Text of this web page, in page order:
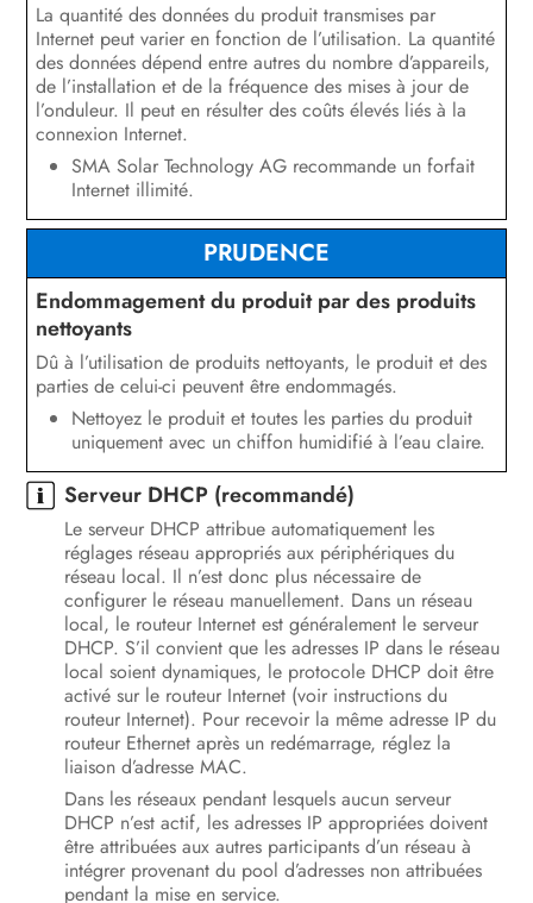
La quantité des données du produit transmises par
Internet peut varier en fonction de l’utilisation. La quantité
des données dépend entre autres du nombre d’appareils,
de l’installation et de la fréquence des mises à jour de
l’onduleur. Il peut en résulter des coûts élevés liés à la
connexion Internet.
SMA Solar Technology AG recommande un forfait
Internet illimité.
PRUDENCE
Endommagement du produit par des produits
nettoyants
Dû à l’utilisation de produits nettoyants, le produit et des
parties de celui-ci peuvent être endommagés.
Nettoyez le produit et toutes les parties du produit
uniquement avec un chiffon humidifié à l’eau claire.
Serveur DHCP (recommandé)
Le serveur DHCP attribue automatiquement les
réglages réseau appropriés aux périphériques du
réseau local. Il n’est donc plus nécessaire de
configurer le réseau manuellement. Dans un réseau
local, le routeur Internet est généralement le serveur
DHCP. S’il convient que les adresses IP dans le réseau
local soient dynamiques, le protocole DHCP doit être
activé sur le routeur Internet (voir instructions du
routeur Internet). Pour recevoir la même adresse IP du
routeur Ethernet après un redémarrage, réglez la
liaison d’adresse MAC.
Dans les réseaux pendant lesquels aucun serveur
DHCP n’est actif, les adresses IP appropriées doivent
être attribuées aux autres participants d’un réseau à
intégrer provenant du pool d’adresses non attribuées
pendant la mise en service.